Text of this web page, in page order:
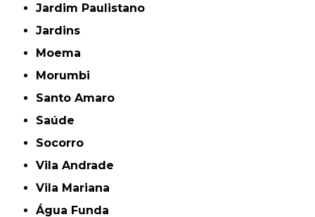
Jardim Paulistano
Jardins
Moema
Morumbi
Santo Amaro
Saúde
Socorro
Vila Andrade
Vila Mariana
Água Funda